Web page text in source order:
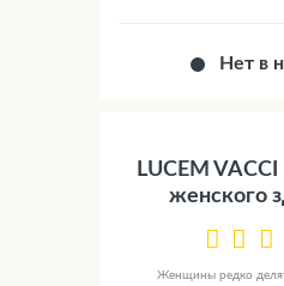
Нет в
LUCEM
женского
Женщины редко